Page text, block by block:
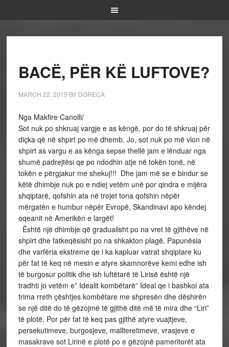
BACË, PËR KË LUFTOVE?
MARCH 22, 2015 BY DGRECA
Nga Makfire Canolli/
Sot nuk po shkruaj vargje e as këngë, por do të shkruaj për
diçka që në shpirt po më dhemb. Jo, sot nuk po më vlon në
shpirt as vargu e as kënga sepse thellë jam e lënduar nga
shumë padrejtësi qe po ndodhin atje në tokën tonë, në
tokën e përgjakur me shekuj!!! Dhe jam më se e bindur se
këtë dhimbje nuk po e ndiej vetëm unë por qindra e mijëra
shqiptarë, qofshin ata në trojet tona qofshin nëpër
mërgatën e humbur nëpër Evropë, Skandinavi apo këndej
oqeanit në Amerikën e largët!
Është një dhimbje që gradualisht po na vret të gjithëve në
shpirt dhe fatkeqësisht po na shkakton plagë. Papunësia
dhe varfëria ekstreme qe i ka kapluar vatrat shqiptare ku
për fat të keq në mesin e atyre skamnorëve kemi edhe ish
të burgosur politik dhe ish luftëtarë të Lirisë është një
tradhti jo vetëm e” Idealit kombëtarë” Ideal qe i bashkoi ata
trima rreth çështjes kombëtare me shpresën dhe dëshirën
se një ditë do të gëzojmë të gjithë ditë më të mira dhe “Liri”
të plotë. Por për fat të keq pas gjithë atyre vuajtjeve,
persekutimeve, burgosjeve, mallteretimeve, vrasjeve e
masakrave sot Lirinë e plotë po e gëzojnë pameritorët ata